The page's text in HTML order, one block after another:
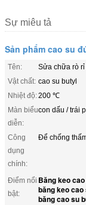
Sự miêu tả
Sản phẩm cao su
Tên:
Sửa chữa rò
Vật chất: cao su butyl
Nhiệt độ:200 ℃
Màn biểu
diễn:
con dấu / trái
Công
dụng
chính:
Để chống
Điểm nổi
bật:
Băng keo
băng keo
băng cao su